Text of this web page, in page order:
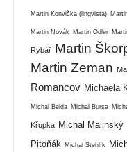
Martin Konvička (lingvista)
Martin Novák Martin Odler
Rybář Martin
Martin Zeman
Romancov Michaela
Michal Belda Michal Bursa
Křupka Michal Malinský
Pitoňák
Michal Stehlík